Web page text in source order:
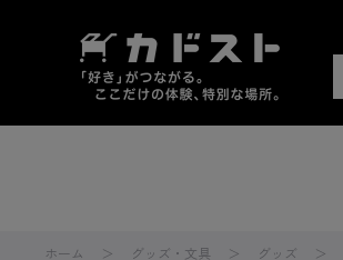
ホーム グッズ・文具 グッズ